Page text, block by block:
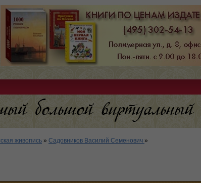
живопись » Садовников Василий Семенович »